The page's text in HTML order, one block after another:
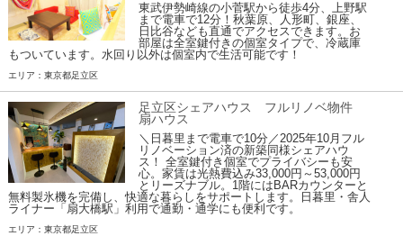
東武伊勢崎線の小菅駅から徒歩4分、上野駅
まで電車で12分！秋葉原、人形町、銀座、
日比谷なども直通でアクセスできます。お
部屋は全室鍵付きの個室タイプで、冷蔵庫
もついています。水回り以外は個室内で生活可能です！
エリア：東京都足立区
足立区シェアハウス フルリノベ物件
扇ハウス
＼日暮里まで電車で10分／2025年10月フル
リノベーション済の新築同様シェアハウ
ス！ 全室鍵付き個室でプライバシーも安
心。家賃は光熱費込み33,000円～53,000円
とリーズナブル。1階にはBARカウンターと
無料製氷機を完備し、快適な暮らしをサポートします。日暮里・舎人
ライナー「扇大橋駅」利用で通勤・通学にも便利です。
エリア：東京都足立区